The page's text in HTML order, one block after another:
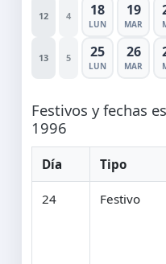
12 4 18
LUN
19
MAR
13 5 25
LUN
26
MAR
Festivos y fechas
1996
Día Tipo
24 Festivo